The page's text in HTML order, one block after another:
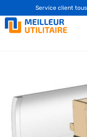
Service client tous